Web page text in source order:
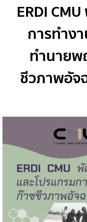
ERDI
การทำง
ทำนายพ
ชีวภาพอัจ